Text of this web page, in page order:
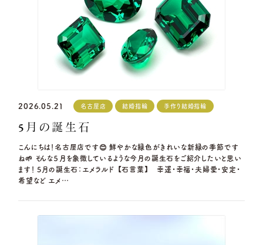
2026.05.21 名古屋店 結婚指輪 手作り結婚指輪
5月の誕生石
こんにちは！名古屋店です😊 鮮やかな緑色がきれいな新緑の季節です
ね🌱 そんな５月を象徴しているような今月の誕生石をご紹介したいと思い
ます！ 5月の誕生石：エメラルド 【石言葉】 幸運・幸福・夫婦愛・安定・
希望など エメ…